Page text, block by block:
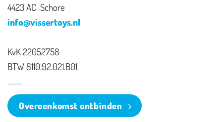
4423 AC Schore
info@vissertoys.nl
KvK 22052758
BTW 8110.92.021.B01
Overeenkomst ontbinden